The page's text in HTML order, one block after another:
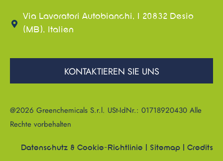
Via Lavoratori Autobianchi, 1 20832 Desio
(MB), Italien
KONTAKTIEREN SIE UNS
@2026 Greenchemicals S.r.l. USt-IdNr.: 01718920430 Alle
Rechte vorbehalten
Datenschutz & Cookie-Richtlinie Sitemap Credits